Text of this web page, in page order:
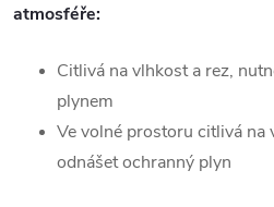
atmosféře:
Citlivá na vlhkost a rez,
plynem
Ve volné prostoru citlivá na
odnášet ochranný plyn